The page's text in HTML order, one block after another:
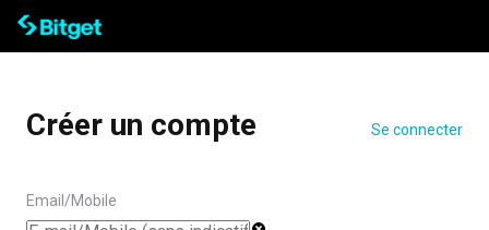
Créer un compte Se connecter
Email/Mobile